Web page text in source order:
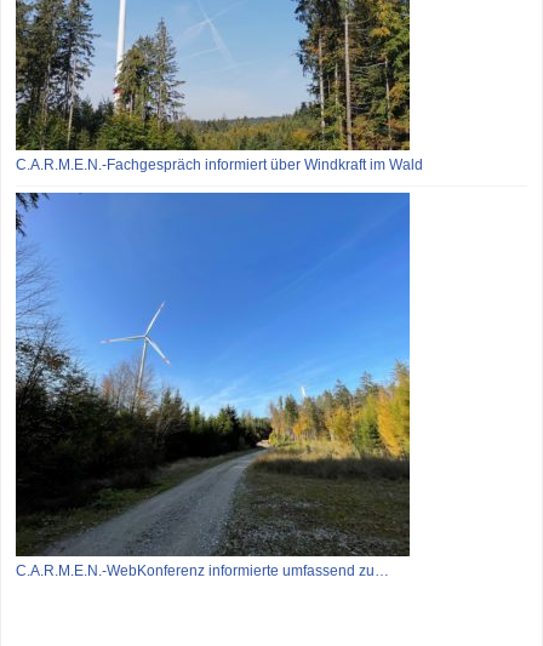
C.A.R.M.E.N.-Fachgespräch informiert über Windkraft im Wald
C.A.R.M.E.N.-WebKonferenz informierte umfassend zu…